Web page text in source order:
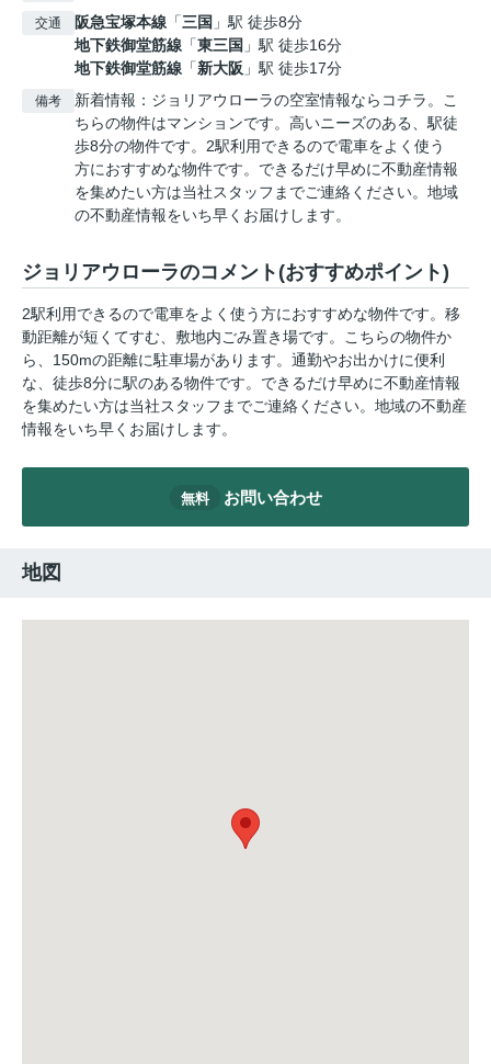
交通 阪急宝塚本線 「三国 」駅 徒歩8分
地下鉄御堂筋線 「東三国 」駅 徒歩16分
地下鉄御堂筋線 「新大阪 」駅 徒歩17分
備考
新着情報：ジョリアウローラの空室情報ならコチラ。こ
ちらの物件はマンションです。高いニーズのある、駅徒
歩8分の物件です。2駅利用できるので電車をよく使う
方におすすめな物件です。できるだけ早めに不動産情報
を集めたい方は当社スタッフまでご連絡ください。地域
の不動産情報をいち早くお届けします。
ジョリアウローラのコメント(おすすめポイント)
2駅利用できるので電車をよく使う方におすすめな物件です。移
動距離が短くてすむ、敷地内ごみ置き場です。こちらの物件か
ら、150mの距離に駐車場があります。通勤やお出かけに便利
な、徒歩8分に駅のある物件です。できるだけ早めに不動産情報
を集めたい方は当社スタッフまでご連絡ください。地域の不動産
情報をいち早くお届けします。
無料 お問い合わせ
地図